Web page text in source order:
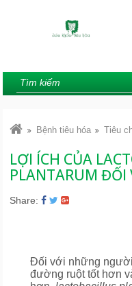
Bệnh tiêu hóa Tiêu
LỢI ÍCH CỦA
PLANTARUM ĐỐI
Share:
Đối với những
đường ruột tốt hơn